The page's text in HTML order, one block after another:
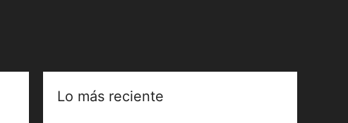
Lo más reciente